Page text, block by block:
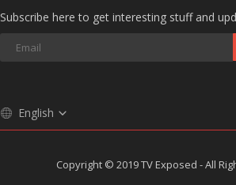
Subscribe here to get interesting stuff and
English
Copyright © 2019 TV Exposed - All